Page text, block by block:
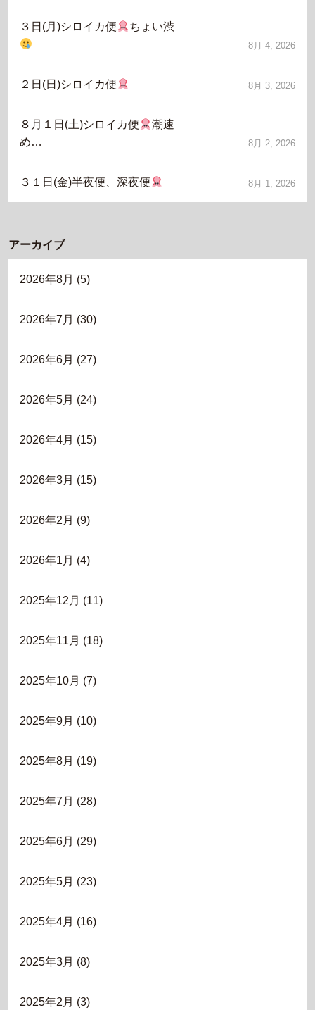
３日(月)シロイカ便 ちょい渋
8月 4, 2026
２日(日)シロイカ便 8月 3, 2026
８月１日(土)シロイカ便
潮速
め…
8月 2, 2026
３１日(金)半夜便、深夜便 8月 1, 2026
アーカイブ
2026年8月 (5)
2026年7月 (30)
2026年6月 (27)
2026年5月 (24)
2026年4月 (15)
2026年3月 (15)
2026年2月 (9)
2026年1月 (4)
2025年12月 (11)
2025年11月 (18)
2025年10月 (7)
2025年9月 (10)
2025年8月 (19)
2025年7月 (28)
2025年6月 (29)
2025年5月 (23)
2025年4月 (16)
2025年3月 (8)
2025年2月 (3)